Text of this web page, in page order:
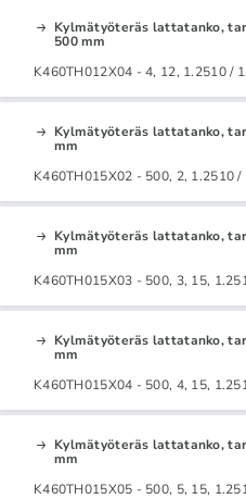
Kylmätyöteräs lattatanko,
500 mm
K460TH012X04 - 4, 12, 1.2510 /
Kylmätyöteräs lattatanko,
mm
K460TH015X02 - 500, 2, 1.2510 /
Kylmätyöteräs lattatanko,
mm
K460TH015X03 - 500, 3, 15,
Kylmätyöteräs lattatanko,
mm
K460TH015X04 - 500, 4, 15,
Kylmätyöteräs lattatanko,
mm
K460TH015X05 - 500, 5, 15,